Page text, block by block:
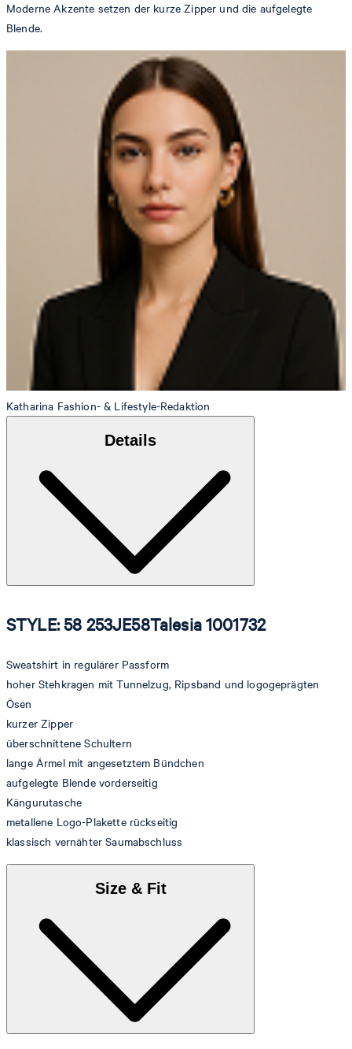
Moderne Akzente setzen der kurze Zipper und die aufgelegte
Blende.
Katharina Fashion- & Lifestyle-Redaktion
Details
STYLE: 58 253JE58Talesia 1001732
Sweatshirt in regulärer Passform
hoher Stehkragen mit Tunnelzug, Ripsband und logogeprägten
Ösen
kurzer Zipper
überschnittene Schultern
lange Ärmel mit angesetztem Bündchen
aufgelegte Blende vorderseitig
Kängurutasche
metallene Logo-Plakette rückseitig
klassisch vernähter Saumabschluss
Size & Fit